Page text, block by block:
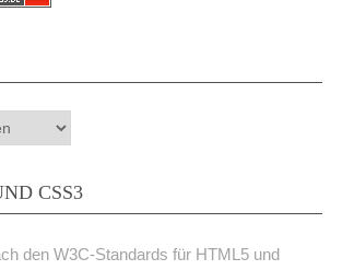
CSS3
den W3C-Standards für HTML5 und